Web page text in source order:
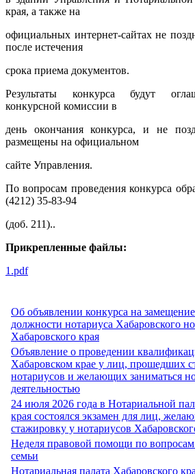
края, а также на
официальных интернет-сайтах не
после истечения
срока приема документов.
Результаты конкурса будут
конкурсной комиссии в
день окончания конкурса, и не
размещены на официальном
сайте Управления.
По вопросам проведения конкурса
(4212) 35-83-94
(доб. 211)..
Прикрепленные файлы:
1.pdf
Об объявлении конкурса на
должности нотариуса Хабаровского
Хабаровского края
Объявление о проведении
Хабаровском крае у лиц, прошедших
нотариусов и желающих заниматься
деятельностью
24 июля 2026 года в Нотариальной
края состоялся экзамен для лиц,
стажировку у нотариусов
Неделя правовой помощи по
семьи
Нотариальная палата Хабаровского